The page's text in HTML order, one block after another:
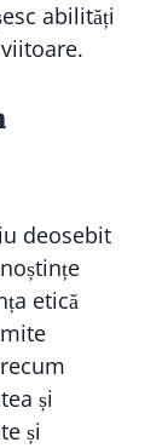
abilități
deosebit
etică
și
și